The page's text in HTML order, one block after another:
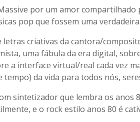
por um amor compartilhado
pop que fossem uma
letras criativas da cantora/
uma fábula da era digital,
a interface virtual/real cada vez
tempo) da vida para todos nós,
sintetizador que lembra os anos
e o rock estilo anos 80 é